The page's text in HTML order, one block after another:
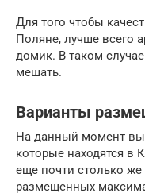
Для того чтобы
Поляне, лучше всего
домик. В таком
мешать.
Варианты
На данный момент вы
которые находятся в
еще почти столько
размещенных